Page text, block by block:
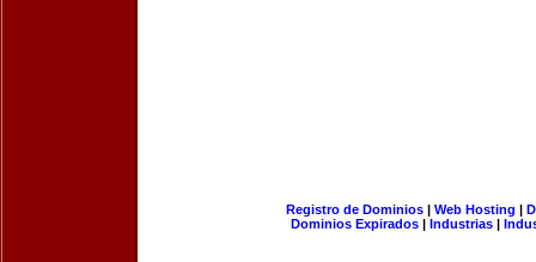
Registro de Dominios| Web Hosting |
Dominios Expirados | Industrias |